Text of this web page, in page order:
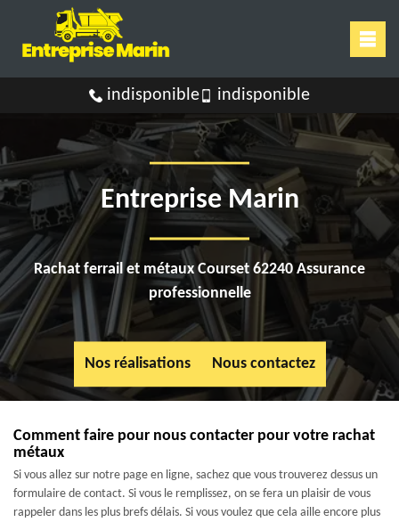
indisponible indisponible
Entreprise Marin
Rachat ferrail et métaux Courset 62240 Assurance
professionnelle
Nos réalisations Nous contactez
Comment faire pour nous contacter pour votre rachat
métaux
Si vous allez sur notre page en ligne, sachez que vous trouverez dessus un
formulaire de contact. Si vous le remplissez, on se fera un plaisir de vous
rappeler dans les plus brefs délais. Si vous voulez que cela aille encore plus